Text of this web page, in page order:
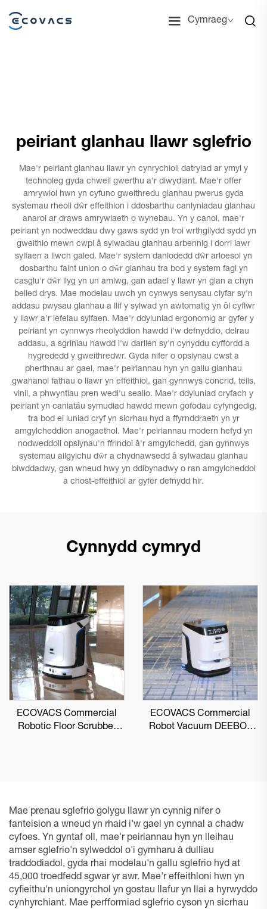
Cymraeg
peiriant glanhau llawr sglefrio
Mae'r peiriant glanhau llawr yn cynrychioli datryiad ar ymyl y
technoleg gyda chweil gwerthu a'r diwydiant. Mae'r offer
amrywiol hwn yn cyfuno gweithredu glanhau pwerus gyda
systemau rheoli dŵr effeithlon i ddosbarthu canlyniadau glanhau
anarol ar draws amrywiaeth o wynebau. Yn y canol, mae'r
peiriant yn nodweddau dwy gaws sydd yn troi wrthgilydd sydd yn
gweithio mewn cwpl â sylwadau glanhau arbennig i dorri lawr
sylfaen a llwch galed. Mae'r system danlodedd dŵr arloesol yn
dosbarthu faint union o dŵr glanhau tra bod y system fagl yn
casglu'r dŵr llyg yn un amlwg, gan adael y llawr yn glan a chyn
belled drys. Mae modelau uwch yn cynwys senysau clyfar sy'n
addasu pwysau glanhau a llif y sylwad yn awtomatig yn ôl cyflwr
y llawr a'r lefelau sylfaen. Mae'r ddyluniad ergonomig ar gyfer y
peiriant yn cynnwys rheolyddion hawdd i'w defnyddio, delrau
addasu, a sgriniau hawdd i'w darllen sy'n cynyddu cyffordd a
hygrededd y gweithredwr. Gyda nifer o opsiynau cwst a
pherthnau ar gael, mae'r peiriannau hyn yn gallu glanhau
gwahanol fathau o llawr yn effeithiol, gan gynnwys concrid, teils,
vinil, a phwyntiau pren wedi'u sealio. Mae'r ddyluniad cryfach y
peiriant yn caniatáu symudiad hawdd mewn gofodau cyfyngedig,
tra bod ei luniad cryf yn sicrhau hyd a ffyrnddraeth yn yr
amgylcheddion anogaethol. Mae'r peiriannau modern hefyd yn
nodweddoli opsiynau'n ffrindol â'r amgylchedd, gan gynnwys
systemau ailgylchu dŵr a chydnawsedd â sylwadau glanhau
biwddadwy, gan wneud hwy yn ddibynadwy o ran amgylcheddol
a chost-effeithiol ar gyfer defnydd hir.
Cynnydd cymryd
ECOVACS Commercial
Robotic Floor Scrubber
ECOVACS Commercial
Robot Vacuum DEEBOT
Mae prenau sglefrio golygu llawr yn cynnig nifer o
fanteision a wneud yn rhaid i'w gael yn cynnal a chadw
cyfoes. Yn gyntaf oll, mae'r peiriannau hyn yn lleihau
amser sglefrio'n sylweddol o'i gymharu â dulliau
traddodiadol, gyda rhai modelau'n gallu sglefrio hyd at
45,000 troedfedd sgwar yr awr. Mae'r effeithloni hwn yn
cyfieithu'n uniongyrchol yn gostau llafur yn llai a hyrwyddo
cynhyrchiant. Mae perfformiad sglefrio cyson yn sicrhau